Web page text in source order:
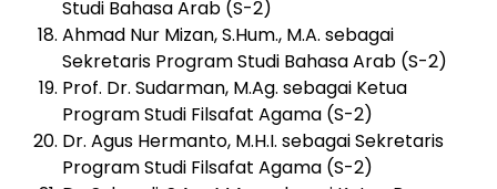
Studi Bahasa Arab (S-2)
Ahmad Nur Mizan, S.Hum., M.A. sebagai
Sekretaris Program Studi Bahasa Arab (S-2)
Prof. Dr. Sudarman, M.Ag. sebagai Ketua
Program Studi Filsafat Agama (S-2)
Dr. Agus Hermanto, M.H.I. sebagai Sekretaris
Program Studi Filsafat Agama (S-2)